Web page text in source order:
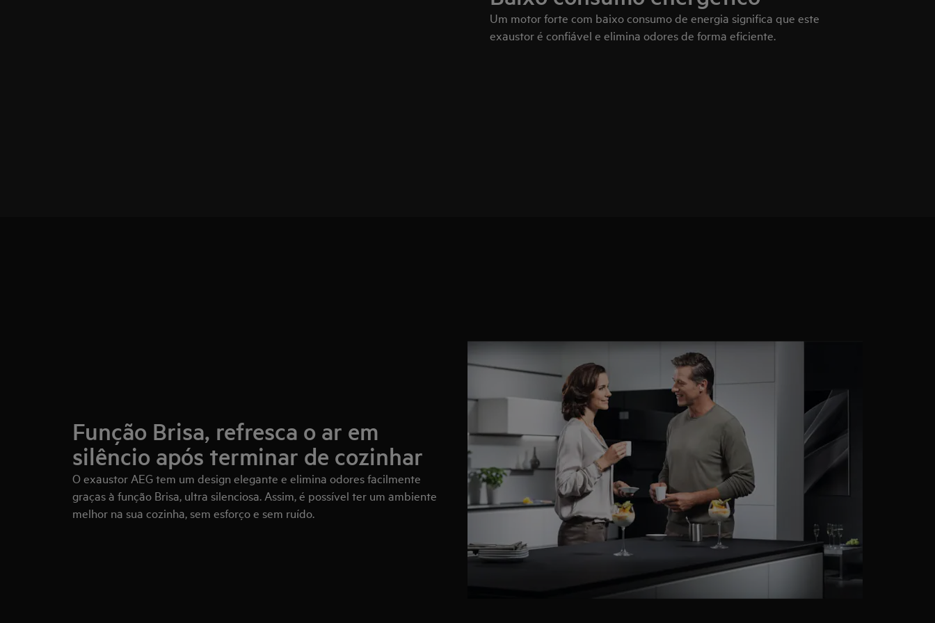
Um motor forte com baixo consumo de energia significa que este
exaustor é confiável e elimina odores de forma eficiente.
Função Brisa, refresca o ar em
silêncio após terminar de cozinhar
O exaustor AEG tem um design elegante e elimina odores facilmente
graças à função Brisa, ultra silenciosa. Assim, é possível ter um ambiente
melhor na sua cozinha, sem esforço e sem ruído.